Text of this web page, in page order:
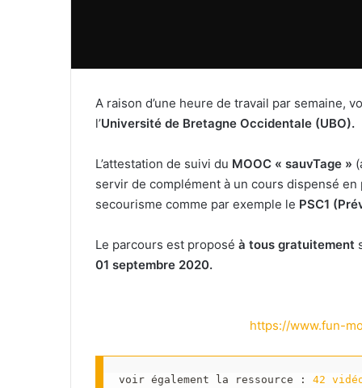
A raison d’une heure de travail par semaine,
l’Université de Bretagne Occidentale (UBO).
L’attestation de suivi du MOOC « sauvTage »
servir de complément à un cours dispensé
secourisme comme par exemple le PSC1
Le parcours est proposé à tous gratuitement
01 septembre 2020.
https://www.fun-
voir également la ressource : 42